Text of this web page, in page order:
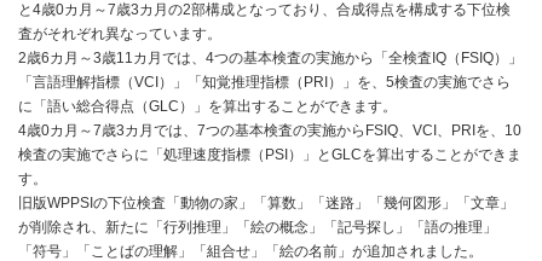
と4歳0カ月～7歳3カ月の2部構成となっており、合成得点を構成する下位検
査がそれぞれ異なっています。
2歳6カ月～3歳11カ月では、4つの基本検査の実施から「全検査IQ（FSIQ）」
「言語理解指標（VCI）」「知覚推理指標（PRI）」を、5検査の実施でさら
に「語い総合得点（GLC）」を算出することができます。
4歳0カ月～7歳3カ月では、7つの基本検査の実施からFSIQ、VCI、PRIを、10
検査の実施でさらに「処理速度指標（PSI）」とGLCを算出することができま
す。
旧版WPPSIの下位検査「動物の家」「算数」「迷路」「幾何図形」「文章」
が削除され、新たに「行列推理」「絵の概念」「記号探し」「語の推理」
「符号」「ことばの理解」「組合せ」「絵の名前」が追加されました。